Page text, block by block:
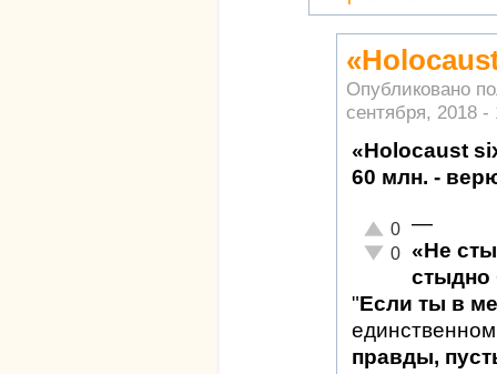
Опубликовано
сентября, 2018 -
«Holocaust
60 млн. -
Отлично!
0
Неадекватно!
0
—
«Не
стыдно
"Если ты в
правды,